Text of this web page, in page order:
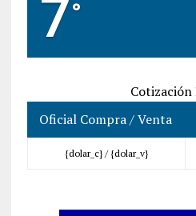
7°
Cotización
Oficial Compra / Venta
{dolar_c} / {dolar_v}